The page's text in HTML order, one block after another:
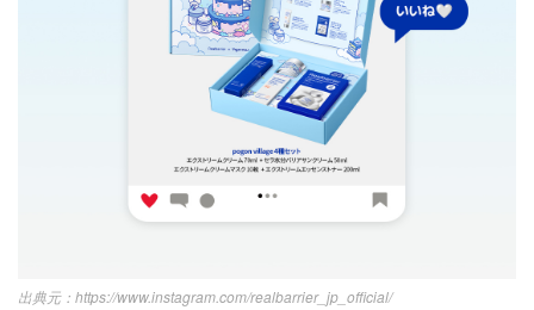
https://www.instagram.com/realbarrier_jp_official/